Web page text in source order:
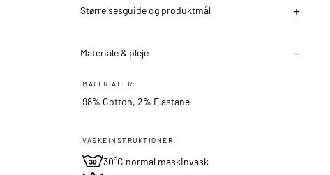
Størrelsesguide og produktmål
Materiale & pleje
MATERIALER:
98% Cotton, 2% Elastane
VASKEINSTRUKTIONER:
30°C normal maskinvask